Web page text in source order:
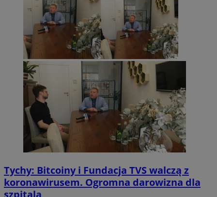
Tychy: Bitcoiny i Fundacja TVS walczą z
koronawirusem. Ogromna darowizna dla
szpitala